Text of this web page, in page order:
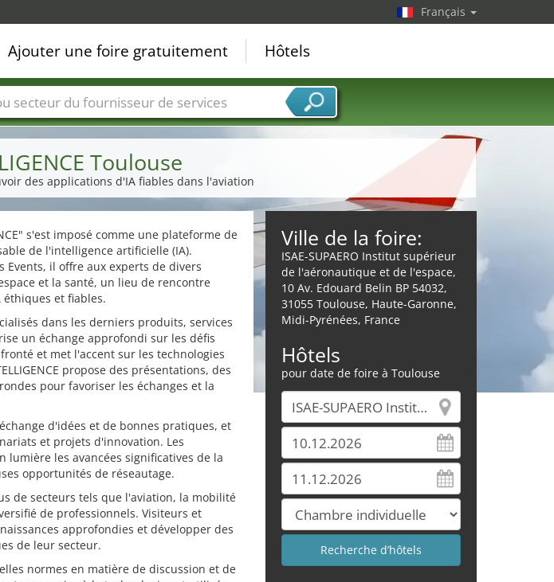
Toulouse
des applications d'IA fiables dans l'aviation
s'est imposé comme une plateforme de
de l'intelligence artificielle (IA).
Events, il offre aux experts de divers
et la santé, un lieu de rencontre
et fiables.
dans les derniers produits, services
un échange approfondi sur les défis
et met l'accent sur les technologies
propose des présentations, des
pour favoriser les échanges et la
d'idées et de bonnes pratiques, et
et projets d'innovation. Les
les avancées significatives de la
opportunités de réseautage.
de secteurs tels que l'aviation, la mobilité
de professionnels. Visiteurs et
approfondies et développer des
de leur secteur.
normes en matière de discussion et de
Ville de la foire:
ISAE-SUPAERO Institut supérieur
de l'aéronautique et de l'espace,
10 Av. Edouard Belin BP 54032,
31055 Toulouse, Haute-Garonne,
Midi-Pyrénées, France
Hôtels
pour date de foire à Toulouse
Français
Ajouter une foire gratuitement Hôtels
Secteurs du fournisseur de services